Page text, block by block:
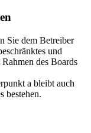
Sie dem Betreiber
und
des Boards
a bleibt auch
bestehen.